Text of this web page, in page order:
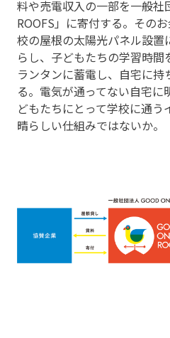
料や売電収入の一部を一般社
ROOFS」に寄付する。その
校の屋根の太陽光パネル設置
らし、子どもたちの学習時
ランタンに蓄電し、自宅に
る。電気が通ってない自宅
どもたちにとって学校に通
晴らしい仕組みではないか。